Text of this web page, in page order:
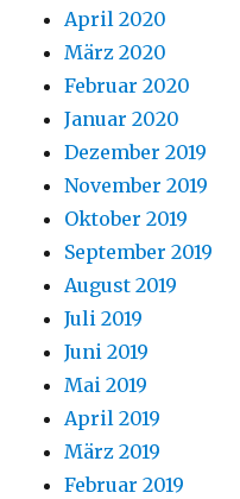
April 2020
März 2020
Februar 2020
Januar 2020
Dezember 2019
November 2019
Oktober 2019
September 2019
August 2019
Juli 2019
Juni 2019
Mai 2019
April 2019
März 2019
Februar 2019